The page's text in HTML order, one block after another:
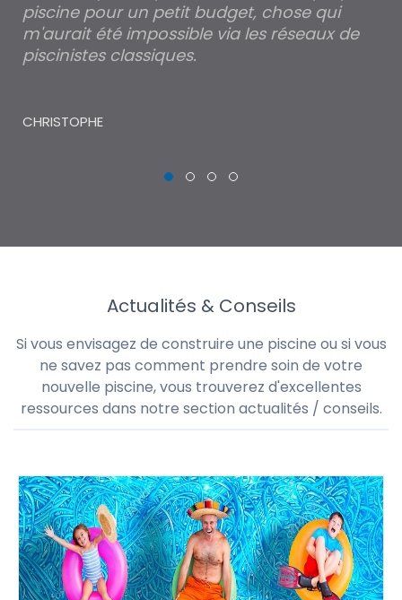
piscine pour un petit budget, chose qui
m'aurait été impossible via les réseaux de
piscinistes classiques.
CHRISTOPHE
Actualités & Conseils
Si vous envisagez de construire une piscine ou si vous
ne savez pas comment prendre soin de votre
nouvelle piscine, vous trouverez d'excellentes
ressources dans notre section actualités / conseils.